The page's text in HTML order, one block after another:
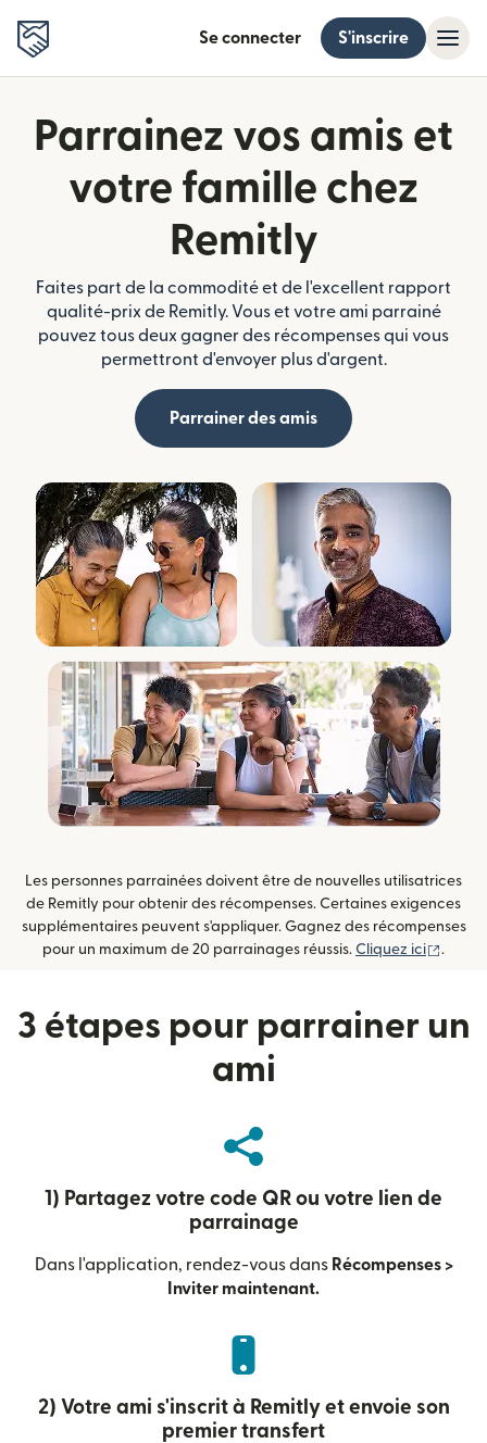
Se connecter S'inscrire
Parrainez vos amis et
votre famille chez
Remitly
Faites part de la commodité et de l'excellent rapport
qualité-prix de Remitly. Vous et votre ami parrainé
pouvez tous deux gagner des récompenses qui vous
permettront d'envoyer plus d'argent.
Parrainer des amis
Les personnes parrainées doivent être de nouvelles utilisatrices
de Remitly pour obtenir des récompenses. Certaines exigences
supplémentaires peuvent s'appliquer. Gagnez des récompenses
pour un maximum de 20 parrainages réussis. Cliquez ici .
3 étapes pour parrainer un
ami
1) Partagez votre code QR ou votre lien de
parrainage
Dans l'application, rendez-vous dans Récompenses >
Inviter maintenant.
2) Votre ami s'inscrit à Remitly et envoie son
premier transfert